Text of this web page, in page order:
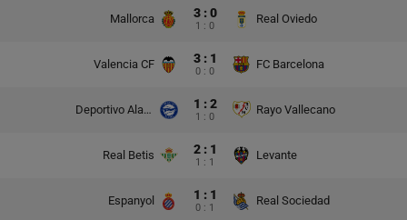
Mallorca 3 : 0
1 : 0
Real Oviedo
Valencia CF 3 : 1
0 : 0
FC Barcelona
Deportivo Alaves 1 : 2
1 : 0
Rayo Vallecano
Real Betis 2 : 1
1 : 1
Levante
Espanyol 1 : 1
0 : 1
Real Sociedad